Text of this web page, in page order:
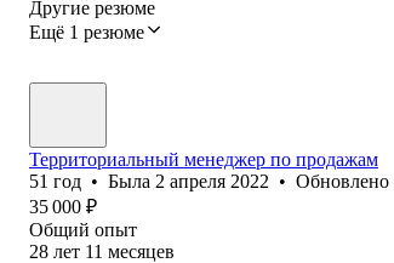
Другие резюме
Ещё 1 резюме
Территориальный менеджер по продажам
51 год • Была 2 апреля 2022 • Обновлено
35 000 ₽
Общий опыт
28 лет 11 месяцев